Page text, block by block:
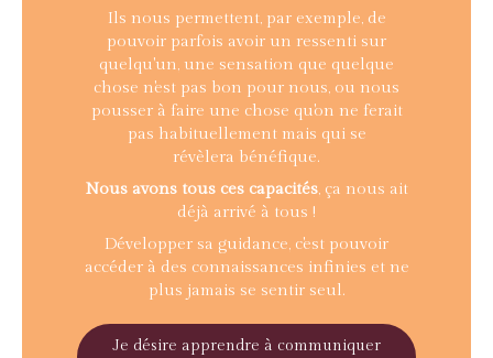
Ils nous permettent, par exemple, de
pouvoir parfois avoir un ressenti sur
quelqu'un, une sensation que quelque
chose n'est pas bon pour nous, ou nous
pousser à faire une chose qu'on ne ferait
pas habituellement mais qui se
révèlera bénéfique.
Nous avons tous ces capacités, ça nous ait
déjà arrivé à tous !
Développer sa guidance, c'est pouvoir
accéder à des connaissances infinies et ne
plus jamais se sentir seul.
Je désire apprendre à communiquer